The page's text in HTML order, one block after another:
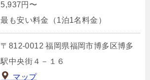
5,937円〜
最も安い料金（1泊1名料金）
〒812-0012 福岡県福岡市博多区博多
駅中央街４－１６
マップ